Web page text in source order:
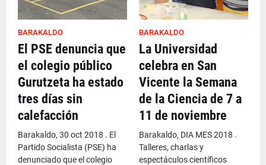
BARAKALDO
El PSE denuncia que
el colegio público
Gurutzeta ha estado
tres días sin
calefacción
Barakaldo, 30 oct 2018 . El
Partido Socialista (PSE) ha
denunciado que el colegio
BARAKALDO
La Universidad
celebra en San
Vicente la Semana
de la Ciencia de 7 a
11 de noviembre
Barakaldo, DIA MES 2018 .
Talleres, charlas y
espectáculos científicos